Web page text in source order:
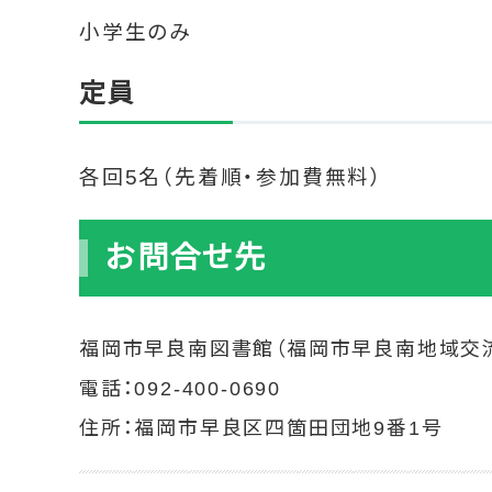
小学生のみ
定員
各回5名（先着順・参加費無料）
お問合せ先
福岡市早良南図書館（福岡市早良南地域交
電話：092-400-0690
住所：福岡市早良区四箇田団地9番1号